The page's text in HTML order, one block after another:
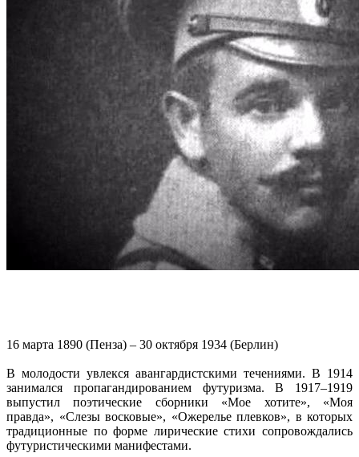
16 марта 1890 (Пенза) – 30 октября 1934 (Берлин)
В молодости увлекся авангардистскими течениями. В 1914
занимался пропагандированием футуризма. В 1917–1919
выпустил поэтические сборники «Мое хотите», «Моя
правда», «Слезы восковые», «Ожерелье плевков», в которых
традиционные по форме лирические стихи сопровождались
футуристическими манифестами.